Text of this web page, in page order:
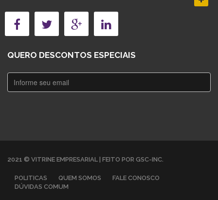
QUERO DESCONTOS ESPECIAIS
2021 © VITRINE EMPRESARIAL | FEITO POR GSC-INC.
POLITICAS QUEM SOMOS
FALE CONOSCO
DÚVIDAS COMUM